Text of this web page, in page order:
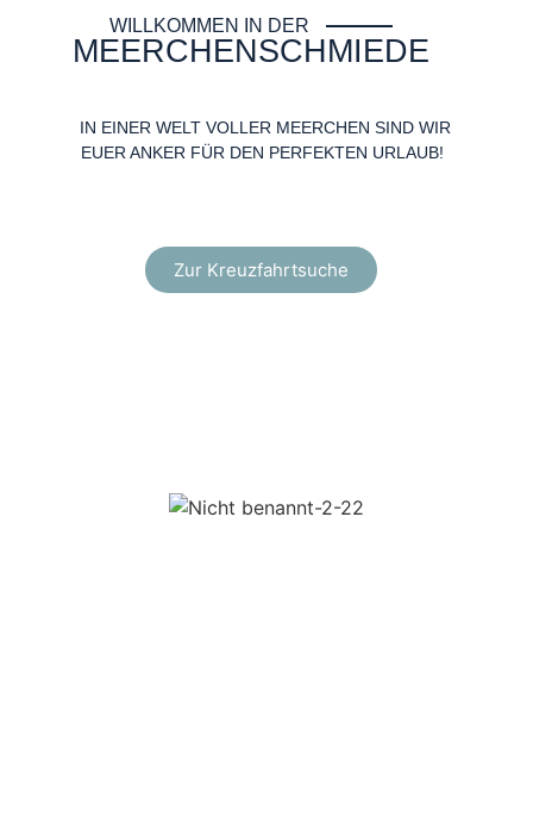
WILLKOMMEN IN DER
MEERCHENSCHMIEDE
IN EINER WELT VOLLER MEERCHEN SIND WIR
EUER ANKER FÜR DEN PERFEKTEN URLAUB!
Zur Kreuzfahrtsuche